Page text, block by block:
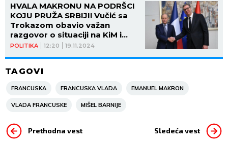
POLITIKA 12:20 19.11.2024
HVALA MAKRONU NA PODRŠCI
KOJU PRUŽA SRBIJI! Vučić sa
Trokazom obavio važan
razgovor o situaciji na KiM i
evropskom putu Srbije
TAGOVI
FRANCUSKA FRANCUSKA VLADA EMANUEL MAKRON
VLADA FRANCUSKE MIŠEL BARNIJE
Prethodna vest Sledeća vest